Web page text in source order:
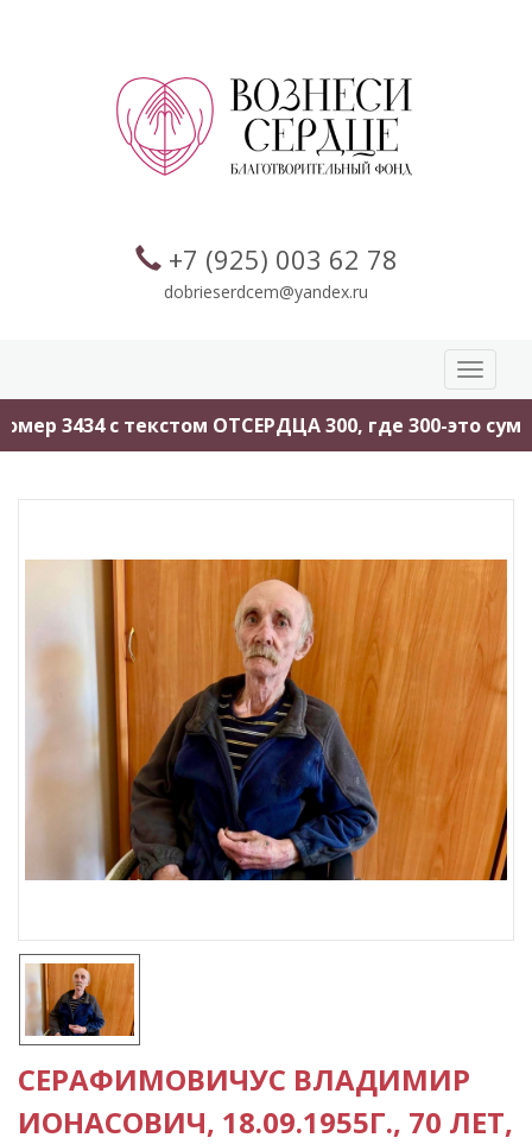
+7 (925) 003 62 78
dobrieserdcem@yandex.ru
Toggle
3434 с текстом ОТСЕРДЦА 300, где 300-это
СЕРАФИМОВИЧУС ВЛАДИМИР
ИОНАСОВИЧ, 18.09.1955Г., 70 ЛЕТ,